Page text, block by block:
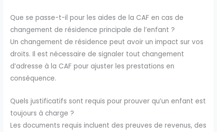
Que se passe-t-il pour les aides de la CAF en cas de
changement de résidence principale de l’enfant ?
Un changement de résidence peut avoir un impact sur vos
droits. Il est nécessaire de signaler tout changement
d’adresse à la CAF pour ajuster les prestations en
conséquence.
Quels justificatifs sont requis pour prouver qu’un enfant est
toujours à charge ?
Les documents requis incluent des preuves de revenus, des